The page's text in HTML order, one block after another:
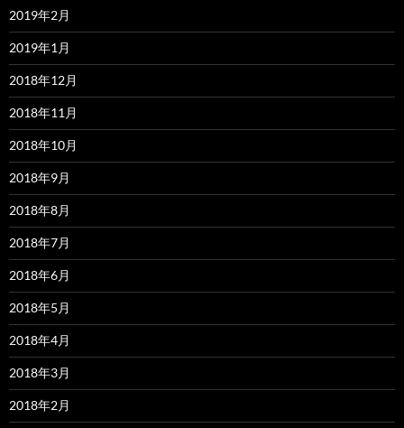
2019年2月
2019年1月
2018年12月
2018年11月
2018年10月
2018年9月
2018年8月
2018年7月
2018年6月
2018年5月
2018年4月
2018年3月
2018年2月